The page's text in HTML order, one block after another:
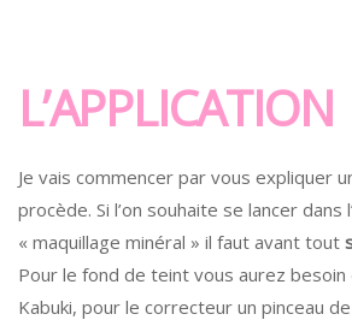
L’APPLICATION
Je vais commencer par vous expliquer
procède. Si l’on souhaite se lancer dans
« maquillage minéral » il faut avant tout
Pour le fond de teint vous aurez besoin
Kabuki, pour le correcteur un pinceau